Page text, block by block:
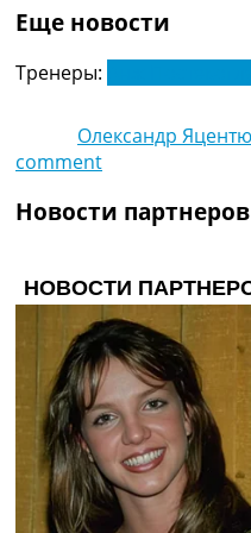
Еще новости
Тренеры:
Олександр
comment
Новости партнеров